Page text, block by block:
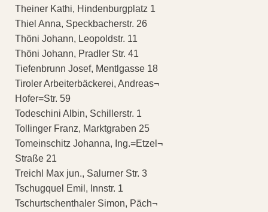
Theiner Kathi, Hindenburgplatz 1
Thiel Anna, Speckbacherstr. 26
Thöni Johann, Leopoldstr. 11
Thöni Johann, Pradler Str. 41
Tiefenbrunn Josef, Mentlgasse 18
Tiroler Arbeiterbäckerei, Andreas¬
Hofer=Str. 59
Todeschini Albin, Schillerstr. 1
Tollinger Franz, Marktgraben 25
Tomeinschitz Johanna, Ing.=Etzel¬
Straße 21
Treichl Max jun., Salurner Str. 3
Tschugquel Emil, Innstr. 1
Tschurtschenthaler Simon, Päch¬